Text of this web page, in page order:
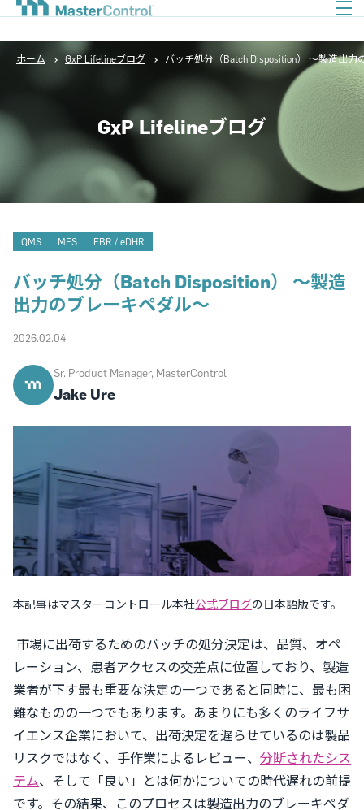
ホーム GxP Lifelineブログ バッチ処分（Batch Disposition） ～製造出力
GxP Lifelineブログ
QMS MES EBR / eDHR
バッチ処分（Batch Disposition） ～製造
出力のブレーキペダル～
2026.02.04
Sr. Product Manager, MasterControl
Jake Ure
本記事はマスターコントロール本社公式ブログの日本語版です。
市場に出荷するためのバッチの処分決定は、品質、オペ
レーション、患者アクセスの交差点に位置しており、製造
業者が下す最も重要な決定の一つであると同時に、最も困
難なものの一つでもあります。あまりにも多くのライフサ
イエンス企業において、出荷決定を遅らせているのは製品
リスクではなく、手作業によるレビュー、 分断されたシス
テム、そして「良い」とは何かについての時代遅れの前提
です。その結果、このプロセスは製造出力のブレーキペダ